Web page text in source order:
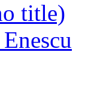
title)